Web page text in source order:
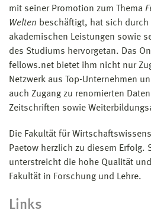
mit seiner Promotion zum Thema
Welten beschäftigt, hat sich durch
akademischen Leistungen sowie
des Studiums hervorgetan. Das
fellows.net bietet ihm nicht nur
Netzwerk aus Top-Unternehmen
auch Zugang zu renomierten
Zeitschriften sowie
Die Fakultät für
Paetow herzlich zu diesem Erfolg.
unterstreicht die hohe Qualität
Fakultät in Forschung und Lehre.
Links